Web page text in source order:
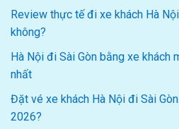
Review thực tế đi xe khách Hà
không?
Hà Nội đi Sài Gòn bằng xe khách
nhất
Đặt vé xe khách Hà Nội đi Sài
2026?